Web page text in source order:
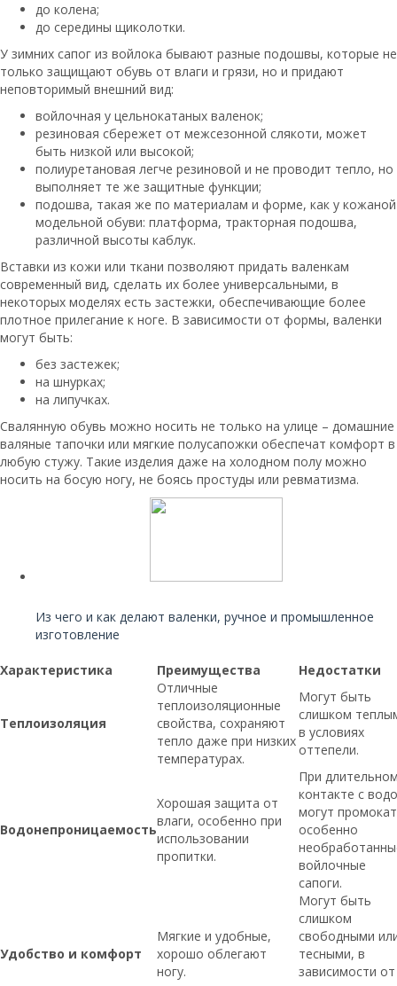
до колена;
до середины щиколотки.
У зимних сапог из войлока бывают разные подошвы, которые не
только защищают обувь от влаги и грязи, но и придают
неповторимый внешний вид:
войлочная у цельнокатаных валенок;
резиновая сбережет от межсезонной слякоти, может
быть низкой или высокой;
полиуретановая легче резиновой и не проводит тепло, но
выполняет те же защитные функции;
подошва, такая же по материалам и форме, как у кожаной
модельной обуви: платформа, тракторная подошва,
различной высоты каблук.
Вставки из кожи или ткани позволяют придать валенкам
современный вид, сделать их более универсальными, в
некоторых моделях есть застежки, обеспечивающие более
плотное прилегание к ноге. В зависимости от формы, валенки
могут быть:
без застежек;
на шнурках;
на липучках.
Свалянную обувь можно носить не только на улице – домашние
валяные тапочки или мягкие полусапожки обеспечат комфорт в
любую стужу. Такие изделия даже на холодном полу можно
носить на босую ногу, не боясь простуды или ревматизма.
Из чего и как делают валенки, ручное и промышленное
изготовление
Характеристика Преимущества Недостатки
Теплоизоляция
Отличные
теплоизоляционные
свойства, сохраняют
тепло даже при низких
температурах.
Могут быть
слишком
в условиях
оттепели.
Водонепроницаемость
Хорошая защита от
влаги, особенно при
использовании
пропитки.
При
контакте с
могут
особенно
войлочные
сапоги.
Удобство и комфорт
Мягкие и удобные,
хорошо облегают
ногу.
Могут быть
слишком
свободными
тесными, в
зависимости от